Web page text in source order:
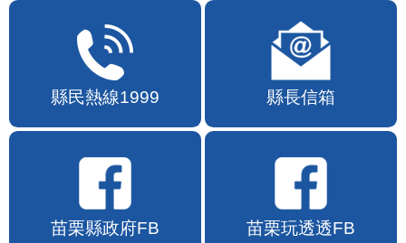
縣民熱線1999 縣長信箱
苗栗縣政府FB 苗栗玩透透FB